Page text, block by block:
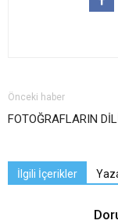
Önceki haber
FOTOĞRAFLARIN
İlgili İçerikler